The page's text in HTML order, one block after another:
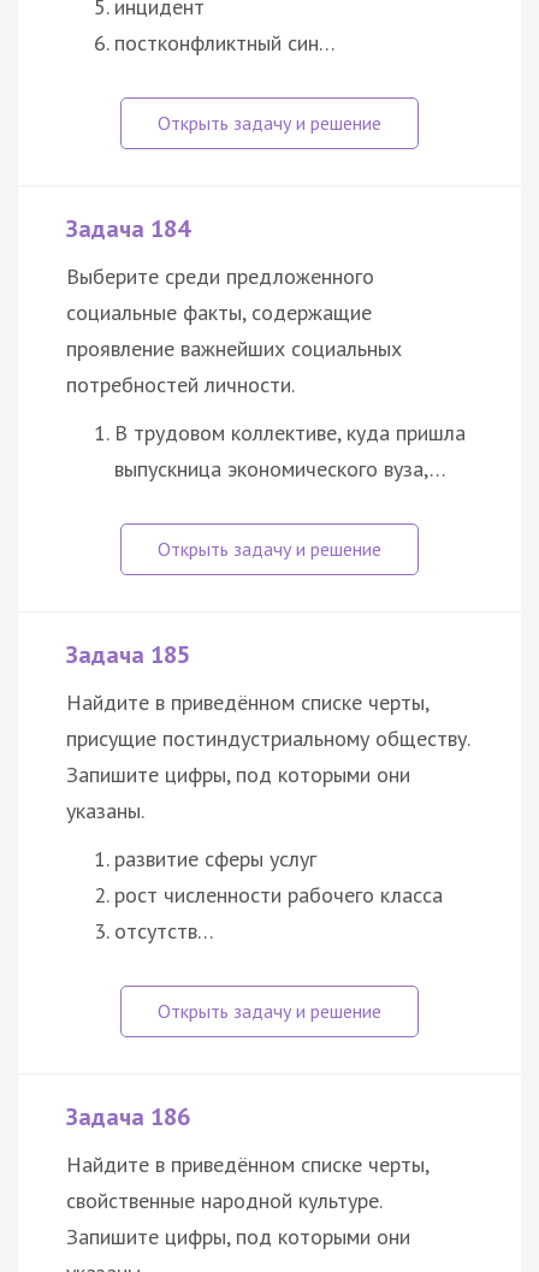
инцидент
постконфликтный син…
Задача 184
Выберите среди предложенного
социальные факты, содержащие
проявление важнейших социальных
потребностей личности.
В трудовом коллективе, куда пришла
выпускница экономического вуза,…
Задача 185
Найдите в приведённом списке черты,
присущие постиндустриальному обществу.
Запишите цифры, под которыми они
указаны.
развитие сферы услуг
рост численности рабочего класса
отсутств…
Задача 186
Найдите в приведённом списке черты,
свойственные народной культуре.
Запишите цифры, под которыми они